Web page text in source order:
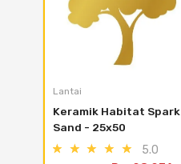
Lantai
Keramik Habitat Spark
Sand - 25x50
5.0